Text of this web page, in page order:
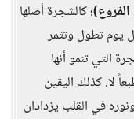
؛ كالشجرة أصلها
يوم تطول وتثمر
التي تنمو أنها
لا. كذلك اليقين
في القلب يزدادان